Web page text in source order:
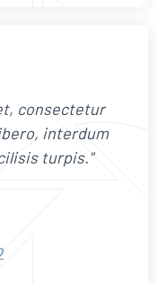
consectetur
interdum
turpis."